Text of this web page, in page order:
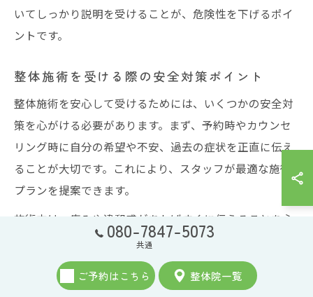
いてしっかり説明を受けることが、危険性を下げるポイ
ントです。
整体施術を受ける際の安全対策ポイント
整体施術を安心して受けるためには、いくつかの安全対
策を心がける必要があります。まず、予約時やカウンセ
リング時に自分の希望や不安、過去の症状を正直に伝え
ることが大切です。これにより、スタッフが最適な施術
プランを提案できます。
施術中は、痛みや違和感があればすぐに伝えることを心
がけましょう。また、口コミや評判を参考にする際は、
具体的な体験談や施術内容に注目し、信頼できる情報を
選ぶのがポイントです。
080-7847-5073
共通
ご予約はこちら 整体院一覧